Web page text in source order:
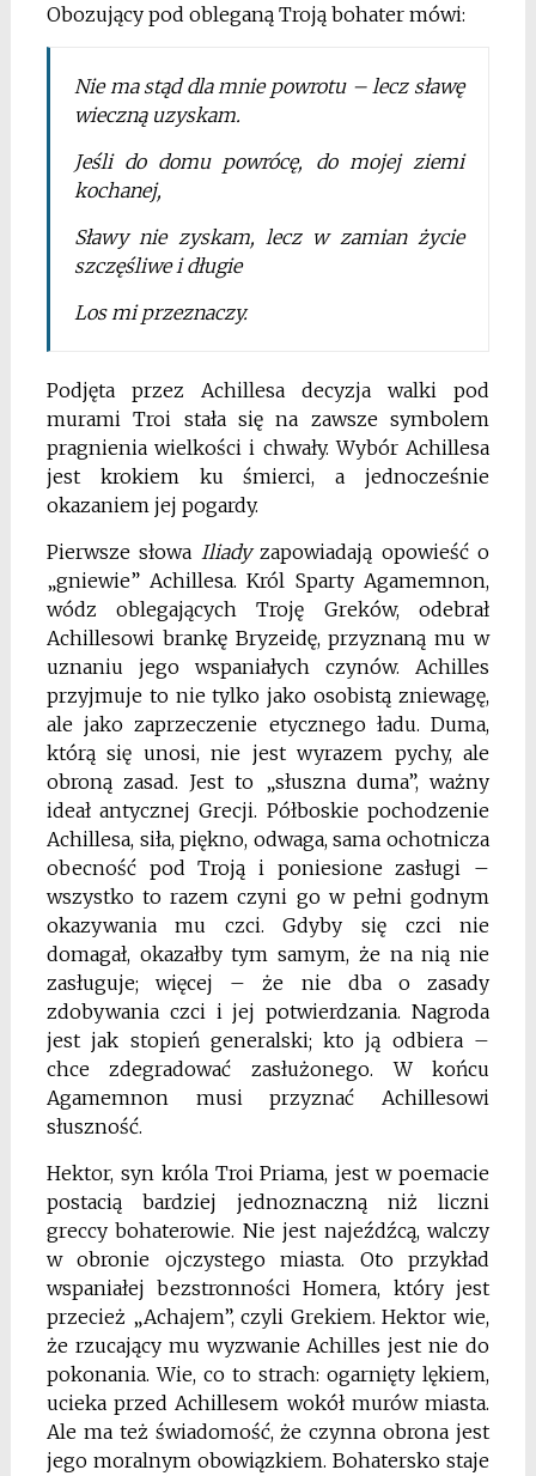
Obozujący pod obleganą Troją bohater mówi:
Nie ma stąd dla mnie powrotu – lecz sławę
wieczną uzyskam.
Jeśli do domu powrócę, do mojej ziemi
kochanej,
Sławy nie zyskam, lecz w zamian życie
szczęśliwe i długie
Los mi przeznaczy.
Podjęta przez Achillesa decyzja walki pod
murami Troi stała się na zawsze symbolem
pragnienia wielkości i chwały. Wybór Achillesa
jest krokiem ku śmierci, a jednocześnie
okazaniem jej pogardy.
Pierwsze słowa Iliadyzapowiadają opowieść o
„gniewie” Achillesa. Król Sparty Agamemnon,
wódz oblegających Troję Greków, odebrał
Achillesowi brankę Bryzeidę, przyznaną mu w
uznaniu jego wspaniałych czynów. Achilles
przyjmuje to nie tylko jako osobistą zniewagę,
ale jako zaprzeczenie etycznego ładu. Duma,
którą się unosi, nie jest wyrazem pychy, ale
obroną zasad. Jest to „słuszna duma”, ważny
ideał antycznej Grecji. Półboskie pochodzenie
Achillesa, siła, piękno, odwaga, sama ochotnicza
obecność pod Troją i poniesione zasługi –
wszystko to razem czyni go w pełni godnym
okazywania mu czci. Gdyby się czci nie
domagał, okazałby tym samym, że na nią nie
zasługuje; więcej – że nie dba o zasady
zdobywania czci i jej potwierdzania. Nagroda
jest jak stopień generalski; kto ją odbiera –
chce zdegradować zasłużonego. W końcu
Agamemnon musi przyznać Achillesowi
słuszność.
Hektor, syn króla Troi Priama, jest w poemacie
postacią bardziej jednoznaczną niż liczni
greccy bohaterowie. Nie jest najeźdźcą, walczy
w obronie ojczystego miasta. Oto przykład
wspaniałej bezstronności Homera, który jest
przecież „Achajem”, czyli Grekiem. Hektor wie,
że rzucający mu wyzwanie Achilles jest nie do
pokonania. Wie, co to strach: ogarnięty lękiem,
ucieka przed Achillesem wokół murów miasta.
Ale ma też świadomość, że czynna obrona jest
jego moralnym obowiązkiem. Bohatersko staje